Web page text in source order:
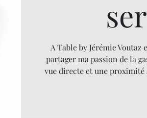
A Table by Jérémie
partager ma passion de la
vue directe et une proximité